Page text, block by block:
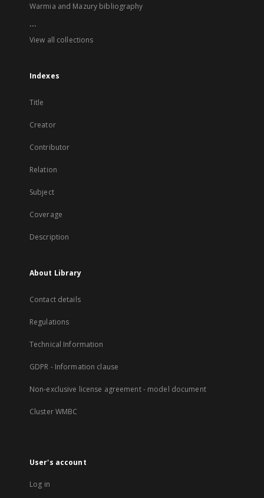
Warmia and Mazury bibliography
...
View all collections
Indexes
Title
Creator
Contributor
Relation
Subject
Coverage
Description
About Library
Contact details
Regulations
Technical Information
GDPR - Information clause
Non-exclusive license agreement - model document
Cluster WMBC
User's account
Log in